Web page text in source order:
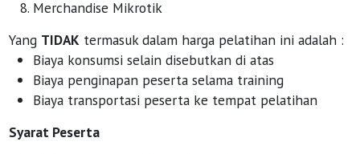
Merchandise Mikrotik
Yang TIDAK termasuk dalam harga pelatihan ini adalah :
Biaya konsumsi selain disebutkan di atas
Biaya penginapan peserta selama training
Biaya transportasi peserta ke tempat pelatihan
Syarat Peserta